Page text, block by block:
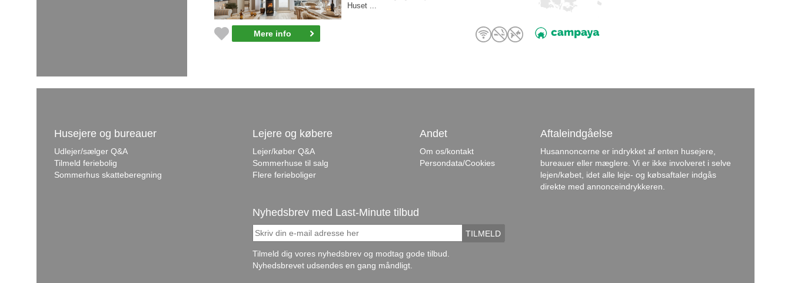
Mere info
Huset ...
Husejere og bureauer
Udlejer/sælger Q&A
Tilmeld feriebolig
Sommerhus skatteberegning
Lejere og købere
Lejer/køber Q&A
Sommerhuse til salg
Flere ferieboliger
Andet
Om os/kontakt
Persondata/Cookies
Aftaleindgåelse
Husannoncerne er indrykket af enten husejere,
bureauer eller mæglere. Vi er ikke involveret i selve
lejen/købet, idet alle leje- og købsaftaler indgås
direkte med annonceindrykkeren.
Nyhedsbrev med Last-Minute tilbud
TILMELD
Tilmeld dig vores nyhedsbrev og modtag gode tilbud.
Nyhedsbrevet udsendes en gang måndligt.